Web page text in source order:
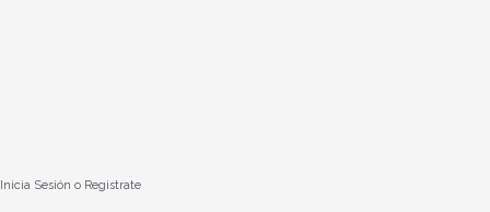
Inicia Sesión o Registrate